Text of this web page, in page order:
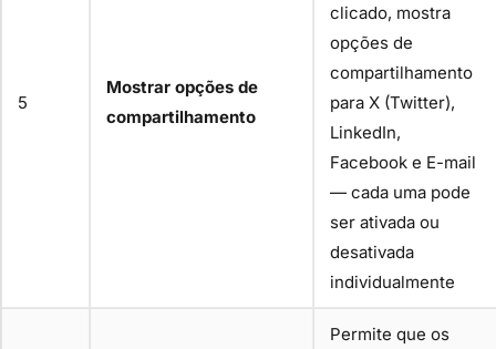
5
Mostrar opções de
compartilhamento
clicado, mostra
opções de
compartilhamento
para X (Twitter),
LinkedIn,
Facebook e E-mail
— cada uma pode
ser ativada ou
desativada
individualmente
Permite que os